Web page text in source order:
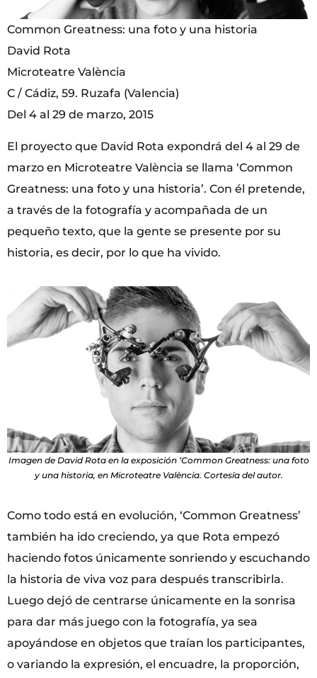
Common Greatness: una foto y una historia
David Rota
Microteatre València
C / Cádiz, 59. Ruzafa (Valencia)
Del 4 al 29 de marzo, 2015
El proyecto que David Rota expondrá del 4 al 29 de
marzo en Microteatre València se llama ‘Common
Greatness: una foto y una historia’. Con él pretende,
a través de la fotografía y acompañada de un
pequeño texto, que la gente se presente por su
historia, es decir, por lo que ha vivido.
Imagen de David Rota en la exposición ‘Common Greatness: una foto
y una historia, en Microteatre València. Cortesía del autor.
Como todo está en evolución, ‘Common Greatness’
también ha ido creciendo, ya que Rota empezó
haciendo fotos únicamente sonriendo y escuchando
la historia de viva voz para después transcribirla.
Luego dejó de centrarse únicamente en la sonrisa
para dar más juego con la fotografía, ya sea
apoyándose en objetos que traían los participantes,
o variando la expresión, el encuadre, la proporción,